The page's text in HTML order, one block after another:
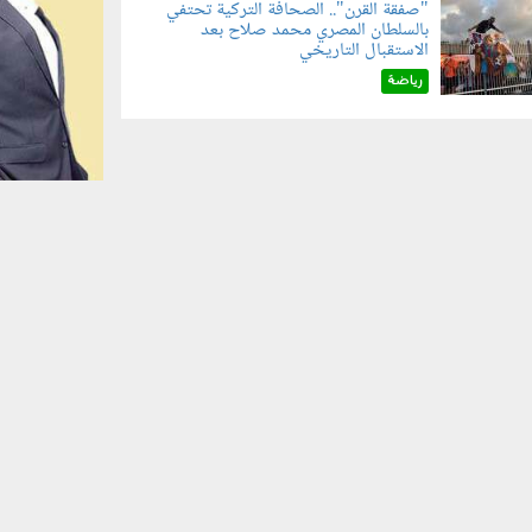
"صفقة القرن".. الصحافة التركية تحتفي
بالسلطان المصري محمد صلاح بعد
الاستقبال التاريخي
رياضة